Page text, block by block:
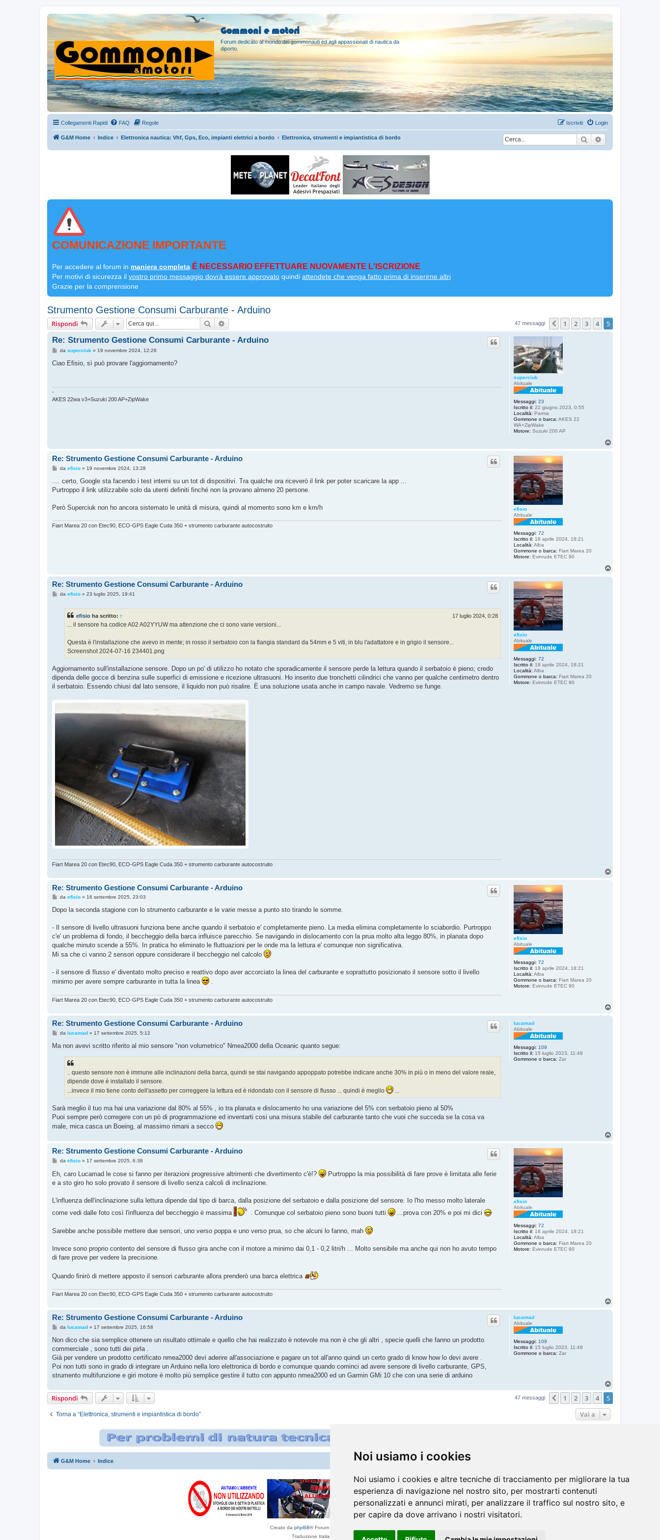
Noi usiamo i cookies
Noi usiamo i cookies e altre tecniche di tracciamento per migliorare la tua
esperienza di navigazione nel nostro sito, per mostrarti contenuti
personalizzati e annunci mirati, per analizzare il traffico sul nostro sito, e
per capire da dove arrivano i nostri visitatori.
Gommoni e motori
Forum dedicato al mondo dei gommonauti ed agli appassionati di nautica da
diporto.
Collegamenti Rapidi FAQ Regole Login
Iscriviti
G&M Home Indice Elettronica nautica: Vhf, Gps, Eco, impianti elettrici a bordo Elettronica, strumenti e impiantistica di bordo Cerca
COMUNICAZIONE IMPORTANTE
Per accedere al forum in maniera completa É NECESSARIO EFFETTUARE NUOVAMENTE L'ISCRIZIONE
Per motivi di sicurezza il vostro primo messaggio dovrà essere approvato quindi attendete che venga fatto prima di inserirne altri
Grazie per la comprensione
Strumento Gestione Consumi Carburante - Arduino
Rispondi Cerca 47 messaggi Precedente
1 2 3 4 5
superciuk
Abituale
Messaggi: 23
Iscritto il: 22 giugno 2023, 0:55
Località: Parma
Gommone o barca: AKES 22
WA+ZipWake
Motore: Suzuki 200 AP
Re: Strumento Gestione Consumi Carburante - Arduino
M
s
o
da superciuk » 19 novembre 2024, 12:26
Ciao Efisio, sì può provare l'aggiornamento?
-
AKES 22wa v3+Suzuki 200 AP+ZipWake
efisio
Abituale
Messaggi: 72
Iscritto il: 18 aprile 2024, 18:21
Località: Alba
Gommone o barca: Fiart Marea 20
Motore: Evinrude ETEC 90
Re: Strumento Gestione Consumi Carburante - Arduino
M
a
i
da efisio» 19 novembre 2024, 13:28
.... certo, Google sta facendo i test interni su un tot di dispositivi. Tra qualche ora riceverò il link per poter scaricare la app ...
Purtroppo il link utilizzabile solo da utenti definiti finché non la provano almeno 20 persone.
Però Superciuk non ho ancora sistemato le unità di misura, quindi al momento sono km e km/h
Fiart Marea 20 con Etec90, ECO-GPS Eagle Cuda 350 + strumento carburante autocostruito
efisio
Abituale
Messaggi: 72
Iscritto il: 18 aprile 2024, 18:21
Località: Alba
Gommone o barca: Fiart Marea 20
Motore: Evinrude ETEC 90
Re: Strumento Gestione Consumi Carburante - Arduino
Mda efisio» 23 luglio 2025, 19:41
efisio ha scritto: ↑ 17 luglio 2024, 0:28
... il sensore ha codice A02 A02YYUW ma attenzione che ci sono varie versioni...
Questa è l'installazione che avevo in mente; in rosso il serbatoio con la flangia standard da 54mm e 5 viti, in blu l'adattatore e in grigio il sensore...
Screenshot 2024-07-16 234401.png
Aggiornamento sull'installazione sensore. Dopo un po' di utilizzo ho notato che sporadicamente il sensore perde la lettura quando il serbatoio è pieno; credo
dipenda delle gocce di benzina sulle superfici di emissione e ricezione ultrasuoni. Ho inserito due tronchetti cilindrici che vanno per qualche centimetro dentro
il serbatoio. Essendo chiusi dal lato sensore, il liquido non può risalire. È una soluzione usata anche in campo navale. Vedremo se funge.
Fiart Marea 20 con Etec90, ECO-GPS Eagle Cuda 350 + strumento carburante autocostruito
efisio
Abituale
Messaggi: 72
Iscritto il: 18 aprile 2024, 18:21
Località: Alba
Gommone o barca: Fiart Marea 20
Motore: Evinrude ETEC 90
Re: Strumento Gestione Consumi Carburante - Arduino
M
s
s
g
i
o
da efisio» 16 settembre 2025, 23:03
Dopo la seconda stagione con lo strumento carburante e le varie messe a punto sto tirando le somme.
- Il sensore di livello ultrasuoni funziona bene anche quando il serbatoio e' completamente pieno. La media elimina completamente lo sciabordio. Purtroppo
c'e' un problema di fondo, il beccheggio della barca influisce parecchio. Se navigando in dislocamento con la prua molto alta leggo 80%, in planata dopo
qualche minuto scende a 55%. In pratica ho eliminato le fluttuazioni per le onde ma la lettura e' comunque non significativa.
Mi sa che ci vanno 2 sensori oppure considerare il beccheggio nel calcolo
- il sensore di flusso e' diventato molto preciso e reattivo dopo aver accorciato la linea del carburante e soprattutto posizionato il sensore sotto il livello
minimo per avere sempre carburante in tutta la linea
.
Fiart Marea 20 con Etec90, ECO-GPS Eagle Cuda 350 + strumento carburante autocostruito
lucamad
Abituale
Messaggi: 109
Iscritto il: 15 luglio 2023, 11:48
Gommone o barca: Zar
Re: Strumento Gestione Consumi Carburante - Arduino
M
s
da lucamad» 17 settembre 2025, 5:12
Ma non avevi scritto riferito al mio sensore "non volumetrico" Nmea2000 della Oceanic quanto segue:
.. questo sensore non è immune alle inclinazioni della barca, quindi se stai navigando appoppato potrebbe indicare anche 30% in più o in meno del valore reale,
dipende dove è installato il sensore.
...invece il mio tiene conto dell'assetto per correggere la lettura ed è ridondato con il sensore di flusso ... quindi è meglio
...
Sarà meglio il tuo ma hai una variazione dal 80% al 55% , io tra planata e dislocamento ho una variazione del 5% con serbatoio pieno al 50%
Puoi sempre però corregere con un pò di programmazione ed inventarti cosi una misura stabile del carburante tanto che vuoi che succeda se la cosa va
male, mica casca un Boeing, al massimo rimani a secco
efisio
Abituale
Messaggi: 72
Iscritto il: 18 aprile 2024, 18:21
Località: Alba
Gommone o barca: Fiart Marea 20
Motore: Evinrude ETEC 90
Re: Strumento Gestione Consumi Carburante - Arduino
M
s
s
a
da efisio» 17 settembre 2025, 6:38
Eh, caro Lucamad le cose si fanno per iterazioni progressive altrimenti che divertimento c'è!?
Purtroppo la mia possibilità di fare prove è limitata alle ferie
e a sto giro ho solo provato il sensore di livello senza calcoli di inclinazione.
L'influenza dell'inclinazione sulla lettura dipende dal tipo di barca, dalla posizione del serbatoio e dalla posizione del sensore. Io l'ho messo molto laterale
come vedi dalle foto così l'influenza del beccheggio è massima
. Comunque col serbatoio pieno sono buoni tutti ...prova con 20% e poi mi dici
Sarebbe anche possibile mettere due sensori, uno verso poppa e uno verso prua, so che alcuni lo fanno, mah
Invece sono proprio contento del sensore di flusso gira anche con il motore a minimo dai 0,1 - 0,2 litri/h ... Molto sensibile ma anche qui non ho avuto tempo
di fare prove per vedere la precisione.
Quando finirò di mettere apposto il sensori carburante allora prenderò una barca elettrica
Fiart Marea 20 con Etec90, ECO-GPS Eagle Cuda 350 + strumento carburante autocostruito
lucamad
Abituale
Messaggi: 109
Iscritto il: 15 luglio 2023, 11:48
Gommone o barca: Zar
Re: Strumento Gestione Consumi Carburante - Arduino
M
s
a
g
i
o
da lucamad» 17 settembre 2025, 16:58
Non dico che sia semplice ottenere un risultato ottimale e quello che hai realizzato è notevole ma non è che gli altri , specie quelli che fanno un prodotto
commerciale , sono tutti dei pirla .
Già per vendere un prodotto certificato nmea2000 devi aderire all'associazione e pagare un tot all'anno quindi un certo grado di know how lo devi avere .
Poi non tutti sono in grado di integrare un Arduino nella loro elettronica di bordo e comunque quando cominci ad avere sensore di livello carburante, GPS,
strumento multifunzione e giri motore è molto più semplice gestire il tutto con appunto nmea2000 ed un Garmin GMi 10 che con una serie di arduino
Rispondi 47 messaggi Precedente
1 2 3 4 5
Torna a “Elettronica, strumenti e impiantistica di bordo” Vai a
G&M Home Indice
Creato da phpBB® Forum Software © phpBB Limited
Traduzione Italiana
phpBB-Italia.it